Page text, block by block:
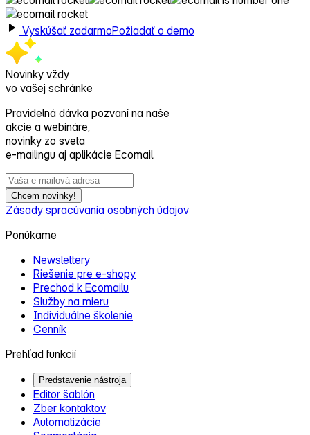
Vyskúšať zadarmoPožiadať o demo
Novinky vždy
vo vašej schránke
Pravidelná dávka pozvaní na naše
akcie a webináre,
novinky zo sveta
e‑mailingu aj aplikácie Ecomail.
Chcem novinky!
Zásady spracúvania osobných údajov
Ponúkame
Newslettery
Riešenie pre e‑shopy
Prechod k Ecomailu
Služby na mieru
Individuálne školenie
Cenník
Prehľad funkcií
Predstavenie nástroja
Editor šablón
Zber kontaktov
Automatizácie